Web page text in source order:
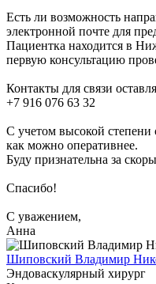
Есть ли возможность
электронной почте для
Пациентка находится в
первую консультацию
Контакты для связи
+7 916 076 63 32
С учетом высокой степени
как можно оперативнее.
Буду признательна за
Спасибо!
С уважением,
Анна
Шиповский Владимир
Эндоваскулярный хирург